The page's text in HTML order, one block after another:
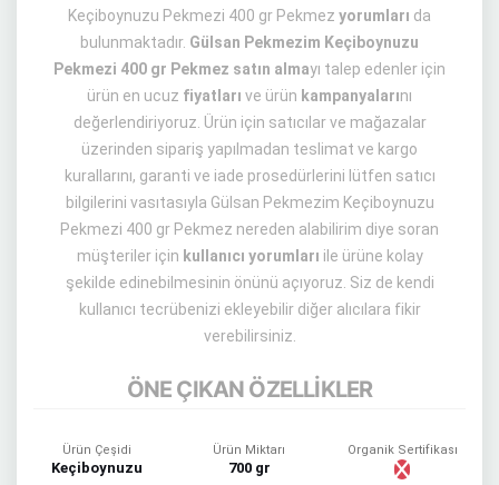
Keçiboynuzu Pekmezi 400 gr Pekmez yorumları da
bulunmaktadır. Gülsan Pekmezim Keçiboynuzu
Pekmezi 400 gr Pekmez satın almayı talep edenler için
ürün en ucuz fiyatları ve ürün kampanyalarını
değerlendiriyoruz. Ürün için satıcılar ve mağazalar
üzerinden sipariş yapılmadan teslimat ve kargo
kurallarını, garanti ve iade prosedürlerini lütfen satıcı
bilgilerini vasıtasıyla Gülsan Pekmezim Keçiboynuzu
Pekmezi 400 gr Pekmez nereden alabilirim diye soran
müşteriler için kullanıcı yorumları ile ürüne kolay
şekilde edinebilmesinin önünü açıyoruz. Siz de kendi
kullanıcı tecrübenizi ekleyebilir diğer alıcılara fikir
verebilirsiniz.
ÖNE ÇIKAN ÖZELLİKLER
Ürün Çeşidi
Keçiboynuzu
Ürün Miktarı
700 gr
Organik Sertifikası